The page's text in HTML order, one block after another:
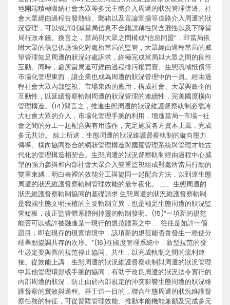
地開端積極吸納社會大眾等多元主體介入周遭的狀況管理傍邊。社
會大眾經由過程告發熱線、郵箱以及言論宣揚等道路介入周遭的狀
況管理，可以或許削減當局信息不合錯誤稱性與含混性以及下降當
局行政本錢。換言之，當局與大眾之間構成“信息同盟”，即當局依
附大眾的信息供應強化對處所當局的監管，大眾經由過程當局的威
望管理知足周遭的狀況好處訴求，終極完成當局與大眾之間的良性
互動。同時，處所當局還可經由過程排污權買賣、生態流域抵償等
市場化管理東西，讓企業也成為周遭的狀況管理中的一員。經由過
程社會大眾內部監視、市場東西的應用，構成社會、大眾與政企的
互動性，以延續督察軌制周遭的狀況管理的連續性，完美國度橫向
管理構造。(14)簡言之，推進生態周遭的狀況維護督察軌制必需誇
大社會大眾的介入，市場化管理手腕的利用，增進當局—市場—社
會之間的分工一起配合與有用協作，充足施展各方資本上風，完成
多元共治。 綜上所述，生態周遭的狀況維護督察軌制的縱向壓力
傳導、橫向協同整合的網狀管理構造與國度管理系統與管理才能古
代化的管理構造相契合。生態周遭的狀況督察軌制經由過程中心威
望的強力參與和內部社會大眾介入雙重監視組成對處所當局行動的
雙重束縛，明白表裡的效能分工與協同一起配合方法，以到達生態
周遭的狀況維護督察軌制管理效能的最年夜化。 二、生態周遭的
狀況維護督察軌制協同的基礎請求 生態周遭的狀況維護督察軌制
是我國生態文明扶植的主要軌制立異，也是補足生態周遭的狀況監
管短板，改正監管體系體例掉靈的軌制發明。(15)“一項新的規范
能否可以或許被融進某一現行的規范體系之中……往往是如許一個
題目，即在現存的現實情境中，該項新的規范能否會發生一種使分
歧舉動協調共存的次序。”(16)在國度管理系統中，新型規范的發
生必定要與舊的規范停止協同、共生，以完成軌制之間的流利連
接。從效能上講，生態周遭的狀況維護督察軌制與周遭的狀況管理
中其他管理環節或手腕的協同，有助于改良周遭的狀況法令實行的
內部周遭的狀況，防止由於內部規定的沖突影響生態周遭的狀況維
護督察的實效與過程。基于這一目的，聯合生態周遭的狀況維護督
察任務的特征，可從晉陞管理效能、推動本能機能兼顧及完成多元